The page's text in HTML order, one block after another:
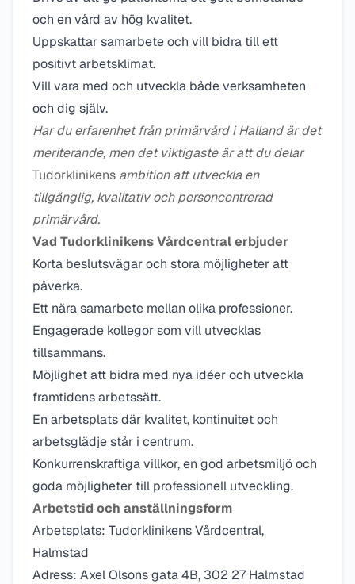
och en vård av hög kvalitet.
Uppskattar samarbete och vill bidra till ett
positivt arbetsklimat.
Vill vara med och utveckla både verksamheten
och dig själv.
Har du erfarenhet från primärvård i Halland är det
meriterande, men det viktigaste är att du delar
Tudorklinikens ambition att utveckla en
tillgänglig, kvalitativ och personcentrerad
primärvård.
Vad Tudorklinikens Vårdcentral erbjuder
Korta beslutsvägar och stora möjligheter att
påverka.
Ett nära samarbete mellan olika professioner.
Engagerade kollegor som vill utvecklas
tillsammans.
Möjlighet att bidra med nya idéer och utveckla
framtidens arbetssätt.
En arbetsplats där kvalitet, kontinuitet och
arbetsglädje står i centrum.
Konkurrenskraftiga villkor, en god arbetsmiljö och
goda möjligheter till professionell utveckling.
Arbetstid och anställningsform
Arbetsplats: Tudorklinikens Vårdcentral,
Halmstad
Adress: Axel Olsons gata 4B, 302 27 Halmstad